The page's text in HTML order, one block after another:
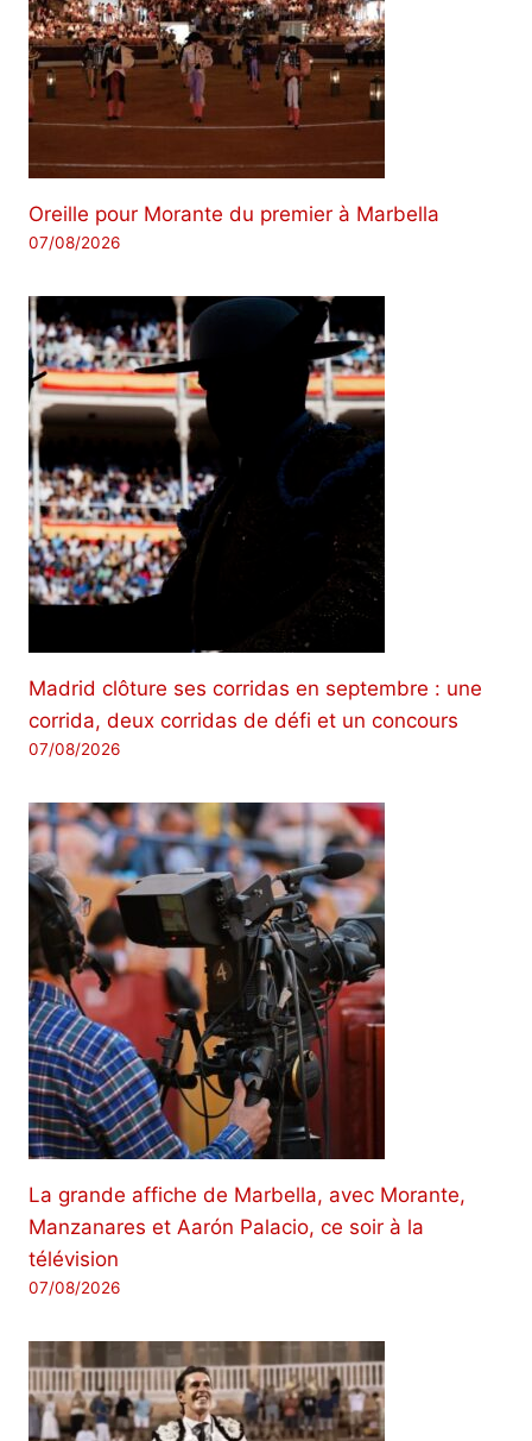
Oreille pour Morante du premier à Marbella
07/08/2026
Madrid clôture ses corridas en septembre : une
corrida, deux corridas de défi et un concours
07/08/2026
La grande affiche de Marbella, avec Morante,
Manzanares et Aarón Palacio, ce soir à la
télévision
07/08/2026